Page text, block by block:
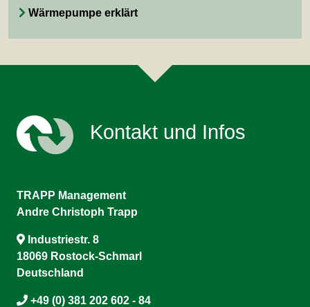
Wärmepumpe erklärt
Kontakt und Infos
TRAPP Management
Andre Christoph Trapp
Industriestr. 8
18069 Rostock-Schmarl
Deutschland
+49 (0) 381 202 602 - 84